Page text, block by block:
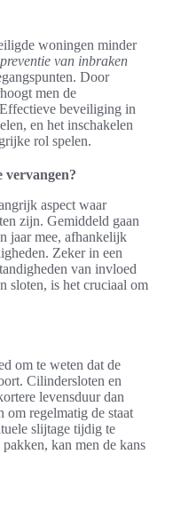
woningen minder
preventie van inbraken
Door
men de
beveiliging in
en het inschakelen
rol spelen.
vervangen?
aspect waar
zijn. Gemiddeld gaan
jaar mee, afhankelijk
Zeker in een
van invloed
sloten, is het cruciaal om
om te weten dat de
Cilindersloten en
levensduur dan
om regelmatig de staat
slijtage tijdig te
kan men de kans